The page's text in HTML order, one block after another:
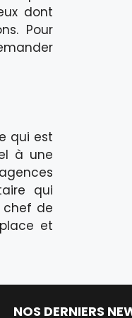
dont
Pour
qui est
à une
qui
chef de
et
NOS DERNIERS